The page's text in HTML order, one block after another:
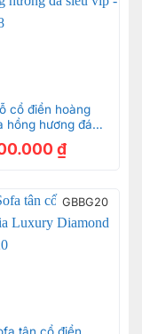
cổ điển hoàng
hồng hương đá
– BBG388
₫
GBBG20